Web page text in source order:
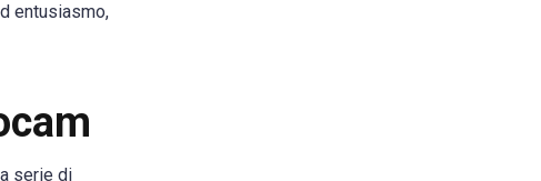
entusiasmo,
serie di